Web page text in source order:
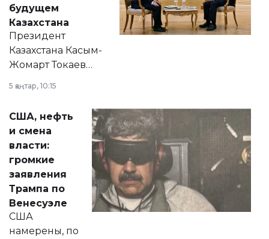
будущем
Казахстана
Президент
Казахстана Касым-
Жомарт Токаев
сразу несколько
актуальных тем —
от слухов о
политических
реформах до
вопросов армии,
экономики и
личного здоровья.
5 қаңтар, 10:15
США, нефть
и смена
власти:
громкие
заявления
Трампа по
Венесуэле
США
намерены, по